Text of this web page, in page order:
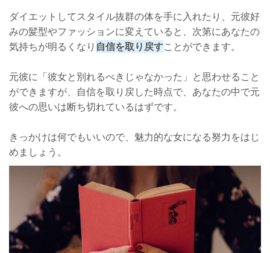
ダイエットしてスタイル抜群の体を手に入れたり、元彼好
みの髪型やファッションに変えていると、次第にあなたの
気持ちが明るくなり 自信を取り戻すことができます。
元彼に「彼女と別れるべきじゃなかった」と思わせること
ができますが、自信を取り戻した時点で、あなたの中で元
彼への思いは断ち切れているはずです。
きっかけは何でもいいので、魅力的な女になる努力をはじ
めましょう。